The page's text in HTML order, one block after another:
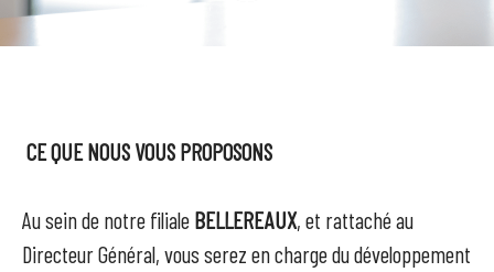
CE QUE NOUS VOUS PROPOSONS
Au sein de notre filiale BELLEREAUX, et rattaché au
Directeur Général, vous serez en charge du développement